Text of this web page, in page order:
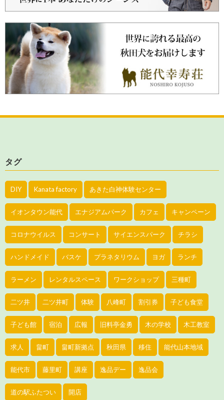
タグ
DIY Kanata factory あきた白神体験センター
イオンタウン能代 エナジアムパーク カフェ キャンペーン
コロナウイルス コンサート サイエンスパーク チラシ
ハンドメイド バスケ プラネタリウム ヨガ ランチ
ラーメン レンタルスペース ワークショップ 三種町
二ツ井 二ツ井町 体験 八峰町 割引券 子ども食堂
子ども館 宿泊 広報 旧料亭金勇 木の学校 木工教室
求人 畠町 畠町新拠点 秋田県 移住 能代山本地域
能代市 藤里町 講座 逸品デー 逸品会
道の駅ふたつい 開店